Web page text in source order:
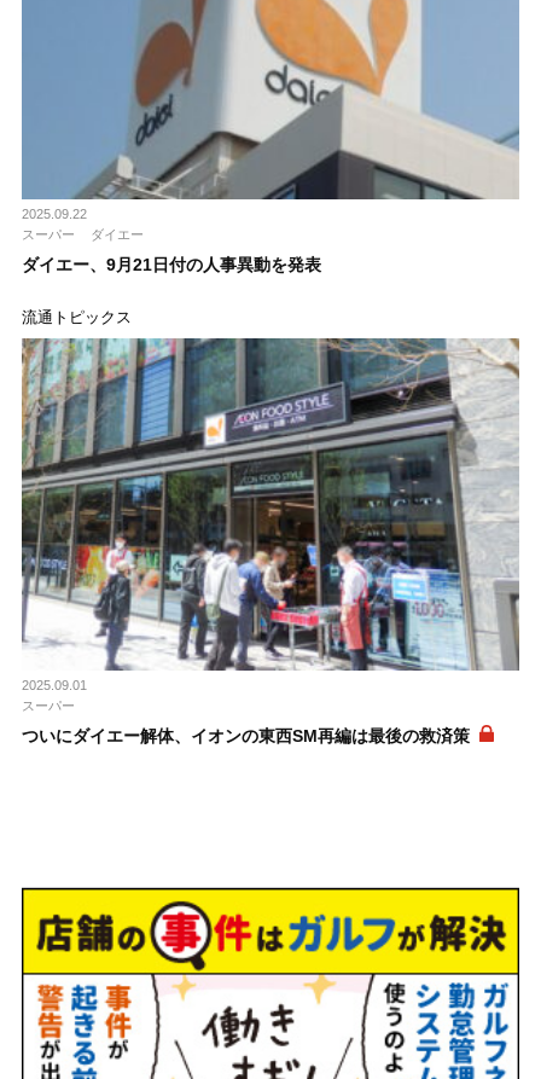
2025.09.22
スーパー
ダイエー
ダイエー、9月21日付の人事異動を発表
流通トピックス
2025.09.01
スーパー
ついにダイエー解体、イオンの東西SM再編は最後の救済策